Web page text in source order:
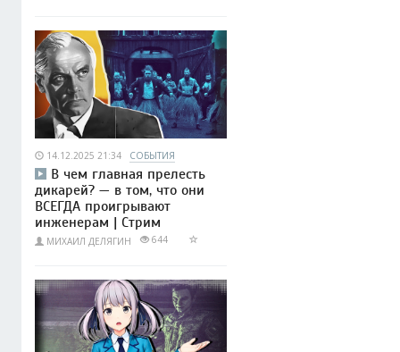
14.12.2025 21:34 СОБЫТИЯ
В чем главная прелесть
дикарей? — в том, что они
ВСЕГДА проигрывают
инженерам | Стрим
МИХАИЛ ДЕЛЯГИН 644